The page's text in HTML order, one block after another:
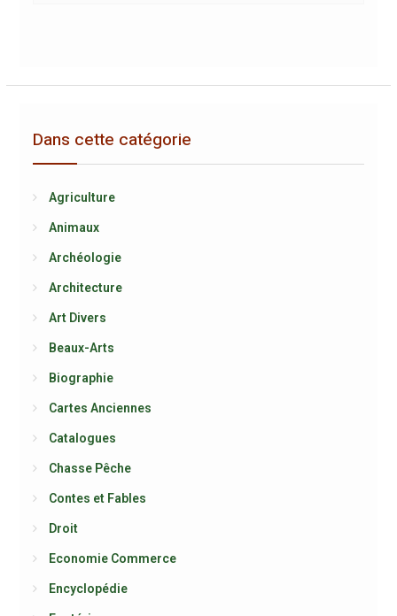
Dans cette catégorie
Agriculture
Animaux
Archéologie
Architecture
Art Divers
Beaux-Arts
Biographie
Cartes Anciennes
Catalogues
Chasse Pêche
Contes et Fables
Droit
Economie Commerce
Encyclopédie